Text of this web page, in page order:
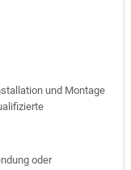
und Montage
oder